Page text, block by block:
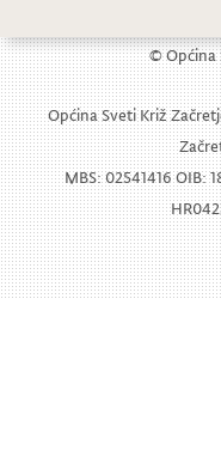
© Općina
Općina Sveti Križ
MBS: 02541416 OIB: